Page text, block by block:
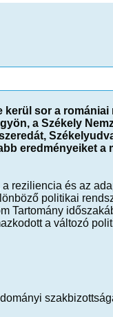
sor a
a Székely
eredményeiket a
reziliencia és az
politikai
Tartomány
a változó